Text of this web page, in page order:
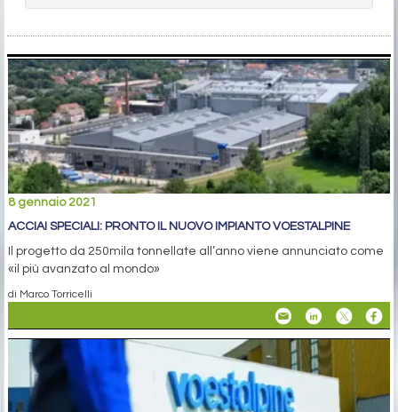
8 gennaio 2021
ACCIAI SPECIALI: PRONTO IL NUOVO IMPIANTO VOESTALPINE
Il progetto da 250mila tonnellate all’anno viene annunciato come
«il più avanzato al mondo»
di Marco Torricelli